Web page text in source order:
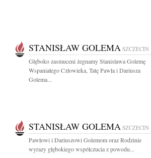
STANISŁAW GOLEMA SZCZECIN
Głęboko zasmuceni żegnamy Stanisława Golemę
Wspaniałego Człowieka, Tatę Pawła i Dariusza
Golema...
STANISŁAW GOLEMA SZCZECIN
Pawłowi i Dariuszowi Golemom oraz Rodzinie
wyrazy głębokiego współczucia z powodu...